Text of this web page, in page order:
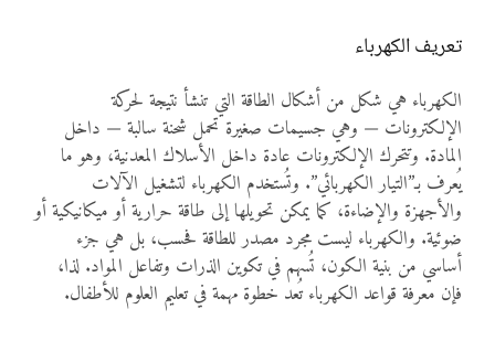
تعريف الكهرباء
الكهرباء هي شكل من أشكال الطاقة التي تنشأ نتيجة لحركة
الإلكترونات — وهي جسيمات صغيرة تحمل شحنة سالبة — داخل
المادة. وتتحرك الإلكترونات عادة داخل الأسلاك المعدنية، وهو ما
يُعرف بـ”التيار الكهربائي”. وتُستخدم الكهرباء لتشغيل الآلات
والأجهزة والإضاءة، كما يمكن تحويلها إلى طاقة حرارية أو ميكانيكية أو
ضوئية. والكهرباء ليست مجرد مصدر للطاقة فحسب، بل هي جزء
أساسي من بنية الكون، تُسهم في تكوين الذرات وتفاعل المواد. لذا،
فإن معرفة قواعد الكهرباء تُعد خطوة مهمة في تعليم العلوم للأطفال.